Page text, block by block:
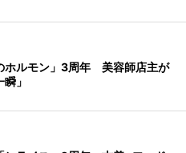
ホルモン」3周年 美容師店主が
」